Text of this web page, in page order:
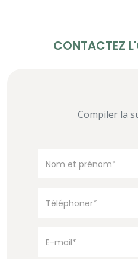
CONTACTEZ
Compiler la